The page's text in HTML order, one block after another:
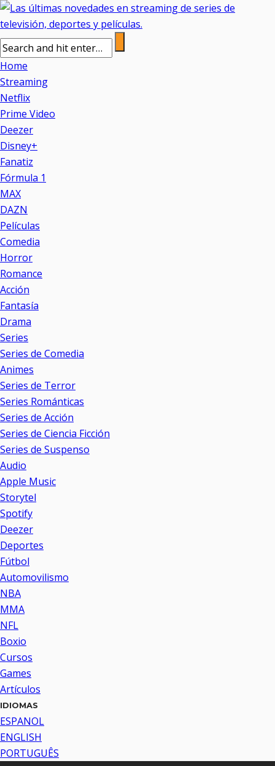
Home
Streaming
Netflix
Prime Video
Deezer
Disney+
Fanatiz
Fórmula 1
MAX
DAZN
Películas
Comedia
Horror
Romance
Acción
Fantasía
Drama
Series
Series de Comedia
Animes
Series de Terror
Series Románticas
Series de Acción
Series de Ciencia Ficción
Series de Suspenso
Audio
Apple Music
Storytel
Spotify
Deezer
Deportes
Fútbol
Automovilismo
NBA
MMA
NFL
Boxio
Cursos
Games
Artículos
IDIOMAS
ESPANOL
ENGLISH
PORTUGUÊS